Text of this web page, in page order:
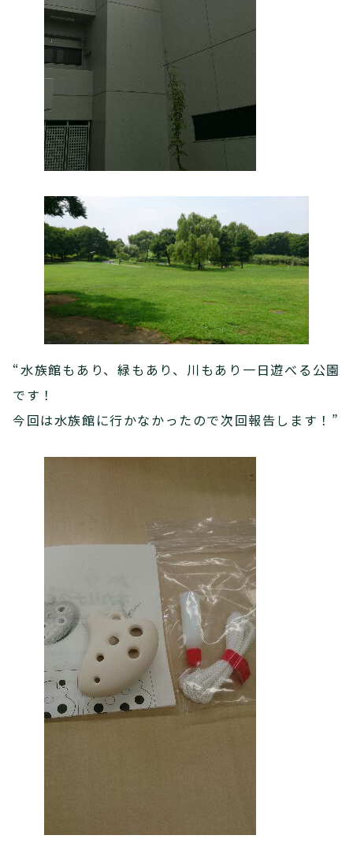
“水族館もあり、緑もあり、川もあり一日遊べる公園
です！
今回は水族館に行かなかったので次回報告します！”